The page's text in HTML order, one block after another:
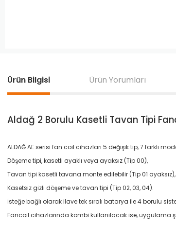
Ürün Bilgisi Ürün Yorumları
Aldağ 2 Borulu Kasetli Tavan Tipi
ALDAĞ AE serisi fan coil cihazları 5 değişik tip, 7 farklı
Döşeme tipi, kasetli ayaklı veya ayaksız (Tip 00),
Tavan tipi kasetli tavana monte edilebilir (Tip 01 ayaksız),
Kasetsiz gizli döşeme ve tavan tipi (Tip 02, 03, 04).
İsteğe bağlı olarak ilave tek sıralı batarya ile 4 borulu
Fancoil cihazlarında kombi kullanılacak ise, uygulama